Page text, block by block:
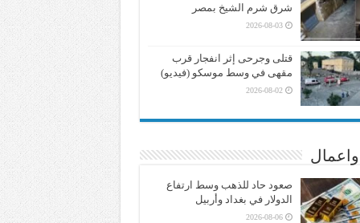
شرق شرم الشيخ بمصر
2026-08-03
قتلى وجرحى إثر انفجار قرب
مقهى في وسط موسكو (فيديو)
2026-08-02
صعود حاد للذهب وسط ارتفاع
الدولار في بغداد وأربيل
2026-08-06